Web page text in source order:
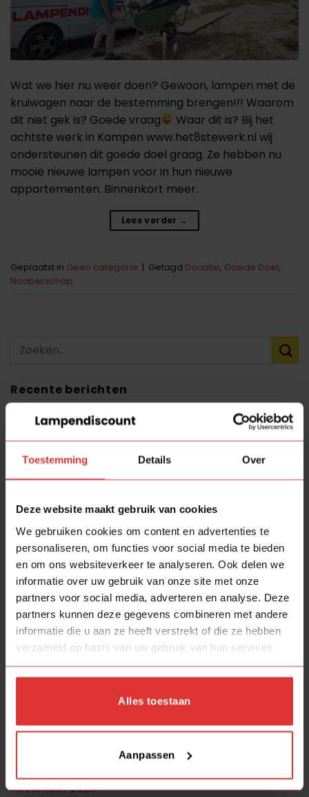
Toestemming Details Over
Deze website maakt gebruik van cookies
We gebruiken cookies om content en advertenties te
personaliseren, om functies voor social media te bieden
en om ons websiteverkeer te analyseren. Ook delen we
informatie over uw gebruik van onze site met onze
partners voor social media, adverteren en analyse. Deze
partners kunnen deze gegevens combineren met andere
informatie die u aan ze heeft verstrekt of die ze hebben
verzameld op basis van uw gebruik van hun services.
Alles toestaan
Aanpassen
Wat we hier nu weer doen? Gewoon, lampen met de
kruiwagen naar de bestemming brengen!!! Waarom
dit niet gek is? Goede vraag
Waar dit is? Bij het
achtste werk in Kampen www.het8stewerk.nl wij
ondersteunen dit goede doel graag. Ze hebben nu
mooie nieuwe lampen voor in hun nieuwe
appartementen. Binnenkort meer.
Lees verder →
Geplaatst in Geen categorie | Getagd Donatie, Goede Doel,
Noaberschap
Recente berichten
Donatie het 8ste werk Kampen
Bijzondere aflevering
Wandlampen
Blij met Blij Design
Recente reacties
Thea SchriksopShop
Amber ZijlstraopShop
Annemiek G.opShop
AnoniemopShop
november 2023